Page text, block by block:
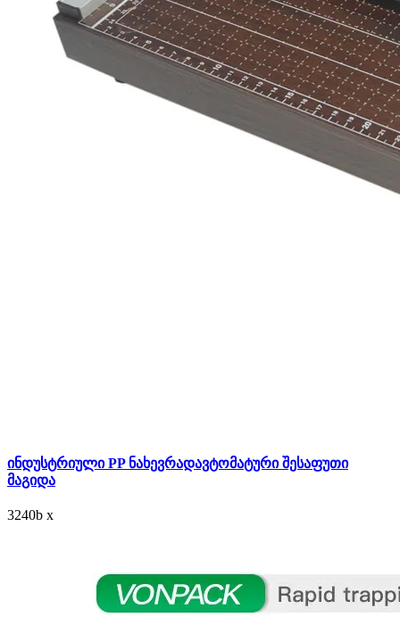
ინდუსტრიული PP ნახევრადავტომატური შესაფუთი
მაგიდა
3240b x